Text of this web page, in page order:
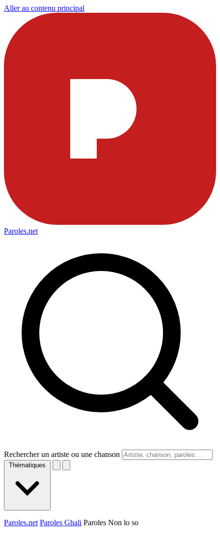
Aller au contenu principal
Paroles.net
Rechercher un artiste ou une chanson
Thématiques
Paroles.net Paroles Ghali Paroles Non lo so